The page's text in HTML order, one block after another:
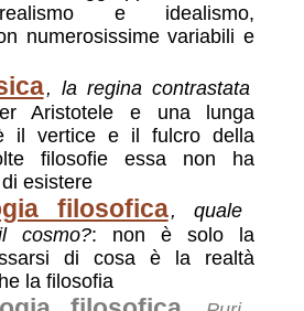
e idealismo,
numerosissime variabili e
, la regina contrastata
Aristotele e una lunga
il vertice e il fulcro della
filosofie essa non ha
esistere
filosofica, quale
cosmo?: non è solo la
di cosa è la realtà
la filosofia